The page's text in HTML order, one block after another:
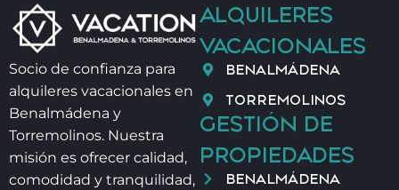
Socio de confianza para
alquileres vacacionales en
Benalmádena y
Torremolinos. Nuestra
misión es ofrecer calidad,
comodidad y tranquilidad,
ALQUILERES
VACACIONALES
BENALMÁDENA
TORREMOLINOS
GESTIÓN DE
PROPIEDADES
BENALMÁDENA